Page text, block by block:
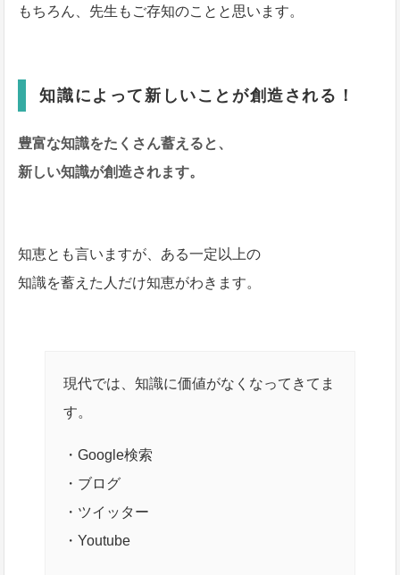
もちろん、先生もご存知のことと思います。
知識によって新しいことが創造される！
豊富な知識をたくさん蓄えると、
新しい知識が創造されます。
知恵とも言いますが、ある一定以上の
知識を蓄えた人だけ知恵がわきます。
現代では、知識に価値がなくなってきてま
す。
・Google検索
・ブログ
・ツイッター
・Youtube